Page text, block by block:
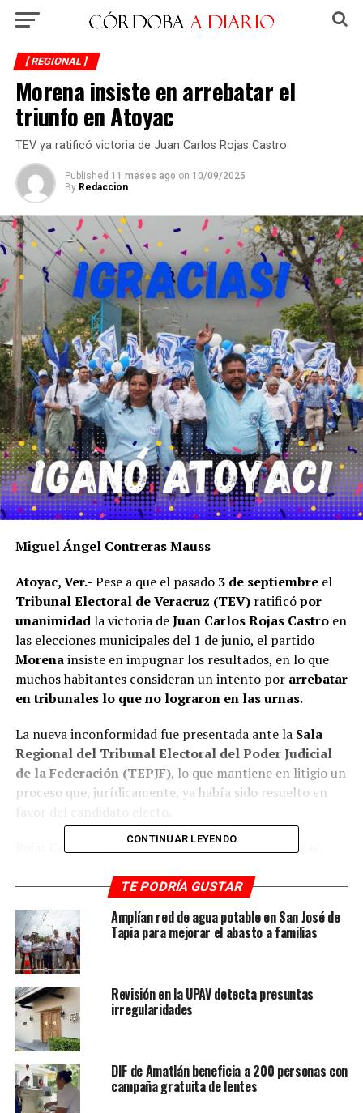
[ REGIONAL ]
Morena insiste en arrebatar el
triunfo en Atoyac
TEV ya ratificó victoria de Juan Carlos Rojas Castro
Published 11 meses ago on 10/09/2025
By Redaccion
Miguel Ángel Contreras Mauss
Atoyac, Ver.- Pese a que el pasado 3 de septiembreel
Tribunal Electoral de Veracruz (TEV)ratificópor
unanimidadla victoria deJuan Carlos Rojas Castroen
las elecciones municipales del 1 de junio, el partido
Morenainsiste en impugnar los resultados, en lo que
muchos habitantes consideran un intento por arrebatar
en tribunales lo que no lograron en las urnas.
La nueva inconformidad fue presentada ante la Sala
Regional del Tribunal Electoral del Poder Judicial
de la Federación (TEPJF), lo que mantiene en litigio un
proceso que, jurídicamente, ya había sido resuelto en
Rojas Castro, presidente municipal electo de Atoyac,
popular.
“Este triunfo no es solo mío
ni de un partido, es de
todas y todos los
atoyaquenses que confiaron
en este proyecto. Nadie nos
arrebatará lo que juntos
logramos”, afirmó.
CONTINUAR LEYENDO
TE PODRÍA GUSTAR
Amplían red de agua potable en San José de
Tapia para mejorar el abasto a familias
Revisión en la UPAV detecta presuntas
irregularidades
DIF de Amatlán beneficia a 200 personas con
campaña gratuita de lentes